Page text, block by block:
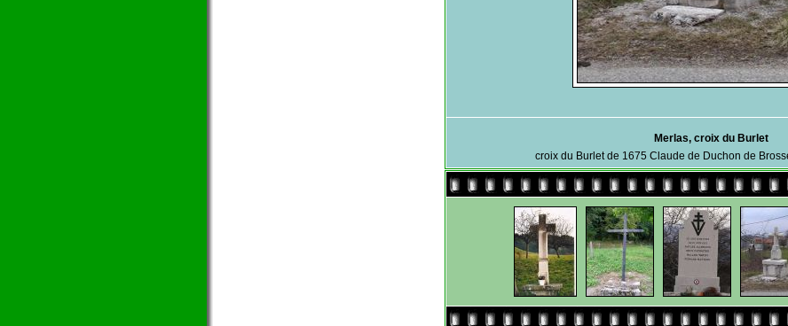
Merlas, croix du Burlet
croix du Burlet de 1675 Claude de Duchon de